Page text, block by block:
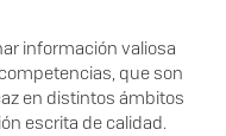
información valiosa
que son
en distintos ámbitos
escrita de calidad.